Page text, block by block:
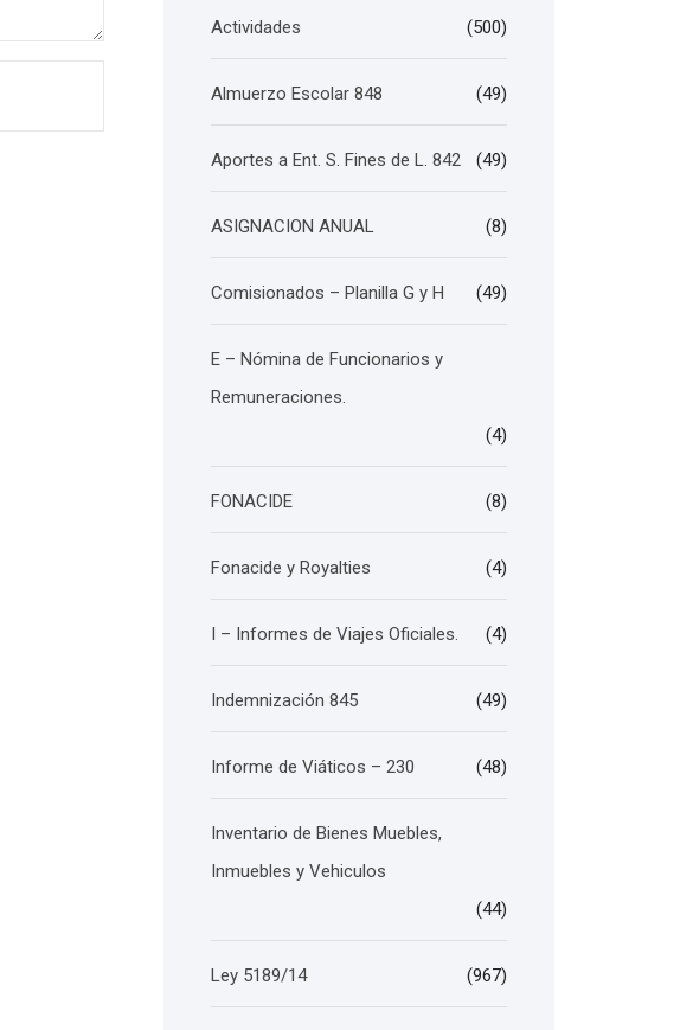
Actividades (500)
Almuerzo Escolar 848 (49)
Aportes a Ent. S. Fines de L. 842 (49)
ASIGNACION ANUAL (8)
Comisionados – Planilla G y H (49)
E – Nómina de Funcionarios y
Remuneraciones.
(4)
FONACIDE (8)
Fonacide y Royalties (4)
I – Informes de Viajes Oficiales. (4)
Indemnización 845 (49)
Informe de Viáticos – 230 (48)
Inventario de Bienes Muebles,
Inmuebles y Vehiculos
(44)
Ley 5189/14 (967)